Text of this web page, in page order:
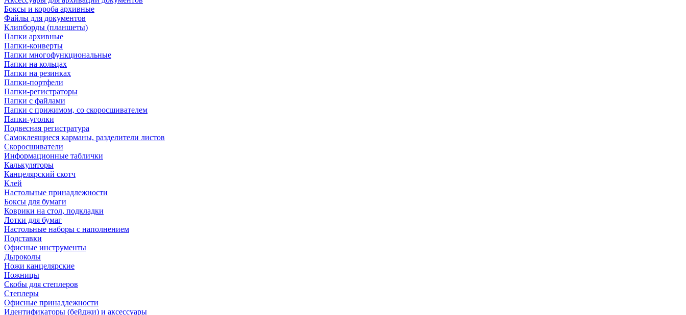
Боксы и короба архивные
Файлы для документов
Клипборды (планшеты)
Папки архивные
Папки-конверты
Папки многофункциональные
Папки на кольцах
Папки на резинках
Папки-портфели
Папки-регистраторы
Папки с файлами
Папки с прижимом, со скоросшивателем
Папки-уголки
Подвесная регистратура
Самоклеящиеся карманы, разделители листов
Скоросшиватели
Информационные таблички
Калькуляторы
Канцелярский скотч
Клей
Настольные принадлежности
Боксы для бумаги
Коврики на стол, подкладки
Лотки для бумаг
Настольные наборы с наполнением
Подставки
Офисные инструменты
Дыроколы
Ножи канцелярские
Ножницы
Скобы для степлеров
Степлеры
Офисные принадлежности
Идентификаторы (бейджи) и аксессуары